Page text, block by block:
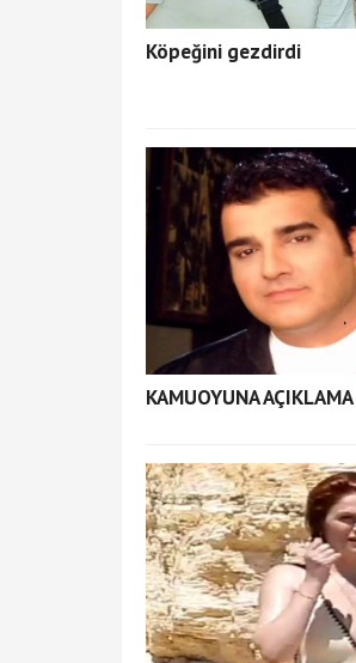
Köpeğini gezdirdi
KAMUOYUNA AÇIKLAMA